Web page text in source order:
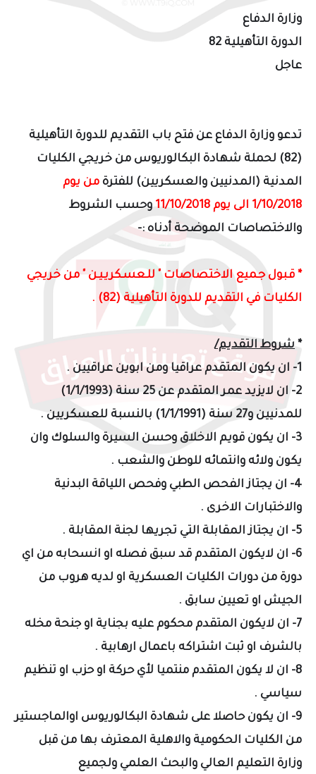
وزارة الدفاع
الدورة التأهيلية 82
عاجل
تدعو وزارة الدفاع عن فتح باب التقديم للدورة التأهيلية
(82) لحملة شهادة البكالوريوس من خريجي الكليات
المدنية (المدنيين والعسكريين) للفترة من يوم
1/10/2018 الى يوم 11/10/2018
وحسب الشروط
والاختصاصات الموضحة أدناه :-
* قـبول جـميع الاختصاصات " للـعسـكريـيـن " من خريجي
الكليات في التقديم للدورة التأهيلية (82) .
* شروط التقديم/
1- ان يكون المتقدم عراقيا ومن ابوين عراقيين .
2- ان لايزيد عمر المتقدم عن 25 سنة (1/1/1993)
للمدنيين و27 سنة (1/1/1991) بالنسبة للعسكريين .
3- ان يكون قويم الاخلاق وحسن السيرة والسلوك وان
يكون ولائه وانتمائه للوطن والشعب .
4- ان يجتاز الفحص الطبي وفحص اللياقة البدنية
والاختبارات الاخرى .
5- ان يجتاز المقابلة التي تجريها لجنة المقابلة .
6- ان لايكون المتقدم قد سبق فصله او انسحابه من اي
دورة من دورات الكليات العسكرية او لديه هروب من
الجيش او تعيين سابق .
7- ان لايكون المتقدم محكوم عليه بجناية او جنحة مخله
بالشرف او ثبت اشتراكه باعمال ارهابية .
8- ان لا يكون المتقدم منتميا لأي حركة او حزب او تنظيم
سياسي .
9- ان يكون حاصلا على شهادة البكالوريوس اوالماجستير
من الكليات الحكومية والاهلية المعترف بها من قبل
وزارة التعليم العالي والبحث العلمي ولجميع